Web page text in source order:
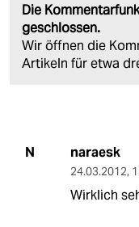
Die
geschlossen.
Wir öffnen die
Artikeln für etwa
N naraesk
24.03.2012,
Wirklich